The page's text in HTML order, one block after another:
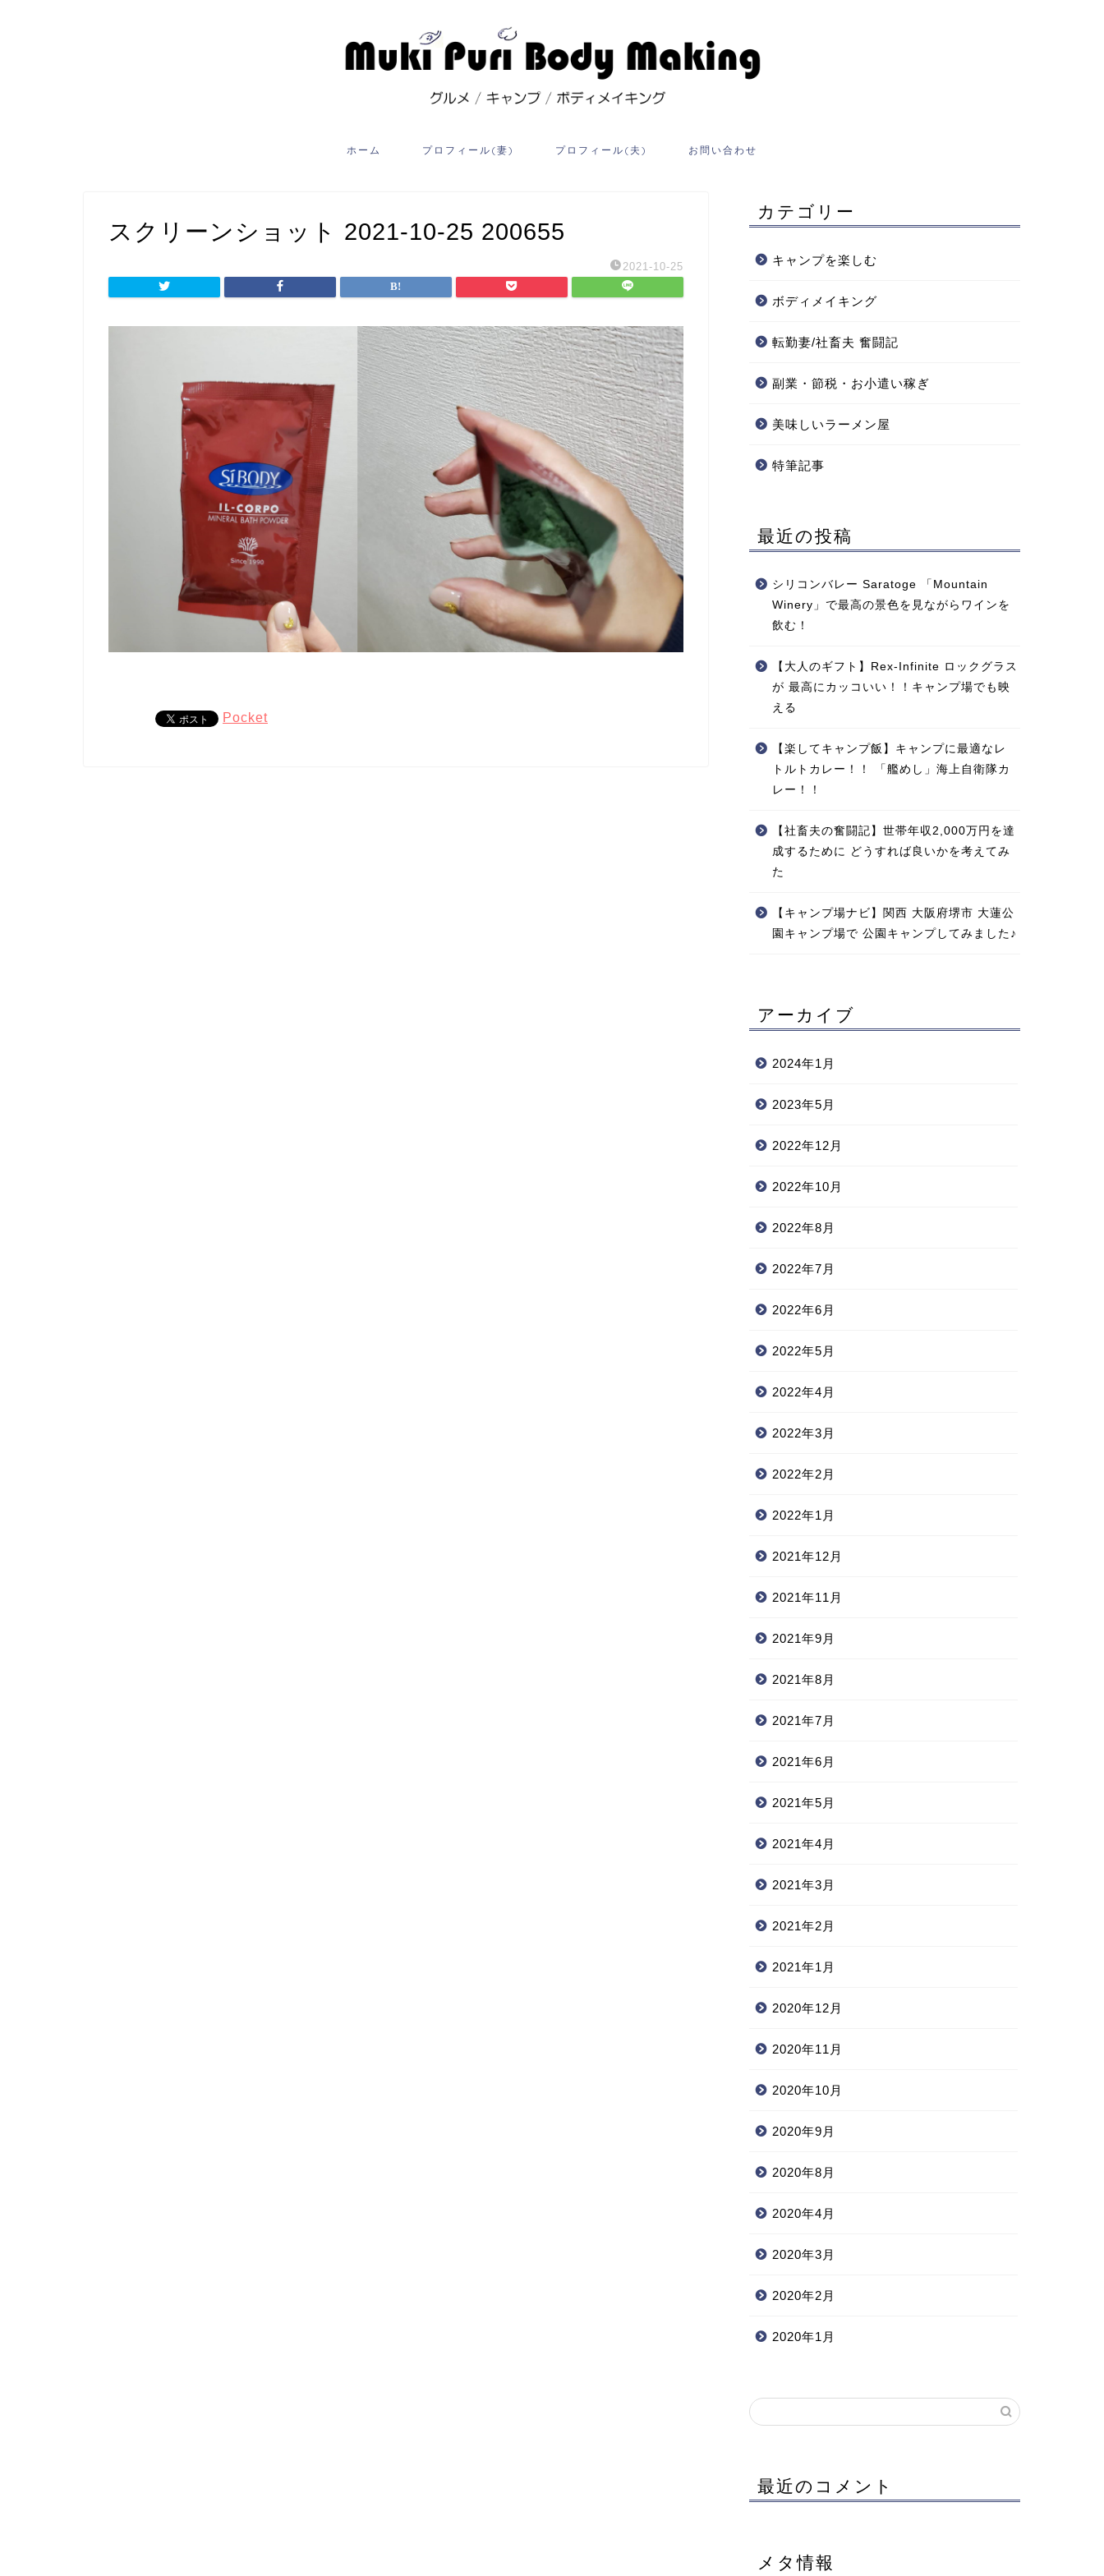
ホーム プロフィール(妻) プロフィール(夫) お問い合わせ
スクリーンショット 2021-10-25 200655
2021-10-25
Pocket
カテゴリー
キャンプを楽しむ
ボディメイキング
転勤妻/社畜夫 奮闘記
副業・節税・お小遣い稼ぎ
美味しいラーメン屋
特筆記事
最近の投稿
シリコンバレー Saratoge 「Mountain
Winery」で最高の景色を見ながらワインを
飲む！
【大人のギフト】Rex-Infinite ロックグラス
が 最高にカッコいい！！キャンプ場でも映
える
【楽してキャンプ飯】キャンプに最適なレ
トルトカレー！！ 「艦めし」海上自衛隊カ
レー！！
【社畜夫の奮闘記】世帯年収2,000万円を達
成するために どうすれば良いかを考えてみ
た
【キャンプ場ナビ】関西 大阪府堺市 大蓮公
園キャンプ場で 公園キャンプしてみました♪
アーカイブ
2024年1月
2023年5月
2022年12月
2022年10月
2022年8月
2022年7月
2022年6月
2022年5月
2022年4月
2022年3月
2022年2月
2022年1月
2021年12月
2021年11月
2021年9月
2021年8月
2021年7月
2021年6月
2021年5月
2021年4月
2021年3月
2021年2月
2021年1月
2020年12月
2020年11月
2020年10月
2020年9月
2020年8月
2020年4月
2020年3月
2020年2月
2020年1月
最近のコメント
メタ情報